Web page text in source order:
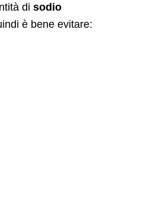
di sodio
è bene evitare: